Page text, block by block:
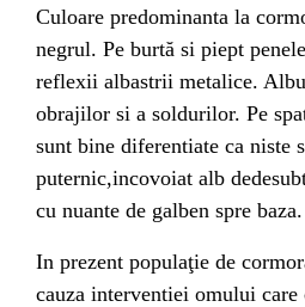
Culoare predominanta la
negrul. Pe burtă si piept
reflexii albastrii metalice.
obrajilor si a soldurilor. Pe
sunt bine diferentiate ca niste
puternic,incovoiat alb
cu nuante de galben spre baza.
In prezent populaţie de
cauza interventiei omului care